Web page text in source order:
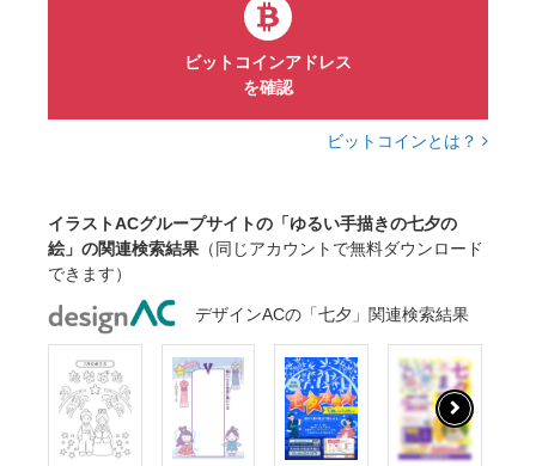
ビットコインアドレス
を確認
ビットコインとは？
イラストACグループサイトの「ゆるい手描きの七夕の
絵」の関連検索結果 （同じアカウントで無料ダウンロード
できます）
デザインACの「七夕」関連検索結果